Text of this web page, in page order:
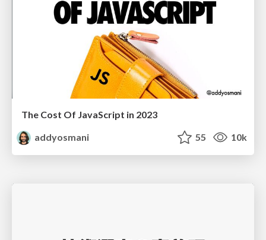
The Cost Of JavaScript in 2023
addyosmani
55 10k